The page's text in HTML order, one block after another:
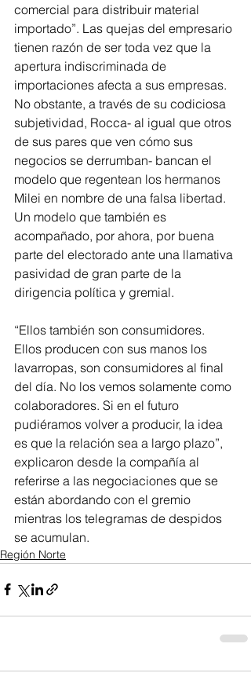
comercial para distribuir material
importado”. Las quejas del empresario
tienen razón de ser toda vez que la
apertura indiscriminada de
importaciones afecta a sus empresas.
No obstante, a través de su codiciosa
subjetividad, Rocca- al igual que otros
de sus pares que ven cómo sus
negocios se derrumban- bancan el
modelo que regentean los hermanos
Milei en nombre de una falsa libertad.
Un modelo que también es
acompañado, por ahora, por buena
parte del electorado ante una llamativa
pasividad de gran parte de la
dirigencia política y gremial.
“Ellos también son consumidores.
Ellos producen con sus manos los
lavarropas, son consumidores al final
del día. No los vemos solamente como
colaboradores. Si en el futuro
pudiéramos volver a producir, la idea
es que la relación sea a largo plazo”,
explicaron desde la compañía al
referirse a las negociaciones que se
están abordando con el gremio
mientras los telegramas de despidos
se acumulan.
Región Norte